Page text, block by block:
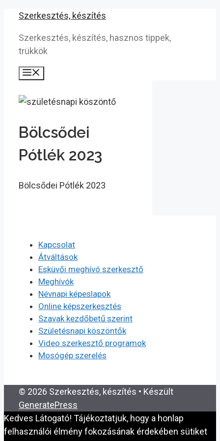
Kilépés
tartalomba
Szerkesztés, készítés
Szerkesztés, készítés, hasznos tippek,
trükkök
Bölcsődei
Pótlék 2023
Bölcsődei Pótlék 2023
Kapcsolat
Átváltások
Esküvői meghívó szerkesztő
Meghívók
Névnapi képeslapok
Online képszerkesztés
Szavak kezdőbetű szerint
Születésnapi köszöntők
Video szerkesztő programok
Mosógép szerelés
© 2026 Szerkesztés, készítés • Készült
GeneratePress
Kedves Látogató! Tájékoztatjuk, hogy a honlap
felhasználói élmény fokozásának érdekében sütiket